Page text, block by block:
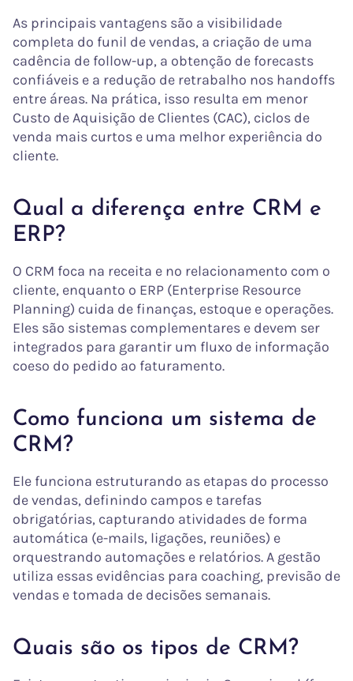
As principais vantagens são a visibilidade
completa do funil de vendas, a criação de uma
cadência de follow-up, a obtenção de forecasts
confiáveis e a redução de retrabalho nos handoffs
entre áreas. Na prática, isso resulta em menor
Custo de Aquisição de Clientes (CAC), ciclos de
venda mais curtos e uma melhor experiência do
cliente.
Qual a diferença entre CRM e
ERP?
O CRM foca na receita e no relacionamento com o
cliente, enquanto o ERP (Enterprise Resource
Planning) cuida de finanças, estoque e operações.
Eles são sistemas complementares e devem ser
integrados para garantir um fluxo de informação
coeso do pedido ao faturamento.
Como funciona um sistema de
CRM?
Ele funciona estruturando as etapas do processo
de vendas, definindo campos e tarefas
obrigatórias, capturando atividades de forma
automática (e-mails, ligações, reuniões) e
orquestrando automações e relatórios. A gestão
utiliza essas evidências para coaching, previsão de
vendas e tomada de decisões semanais.
Quais são os tipos de CRM?